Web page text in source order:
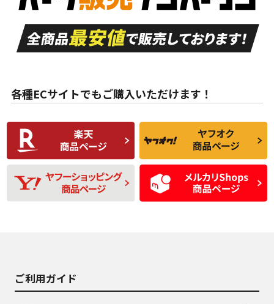
A
走行距離も少なく、
目立つ傷もほとんど
ない中古品
A
走行距離も少なく、
非常に状態の良い中
古品
な中古品
んどない中古品
C
比較的きれいな中古
品
C
られるが、使用に問
題のない中古品
D
使用感や目立つ傷が
あり、一般的な中古
品
D
残り溝も少なく、偏
磨耗がみられ、短期
間使用できるくらい
の中古品
各種ECサイトでもご購入いただけます！
ご利用ガイド